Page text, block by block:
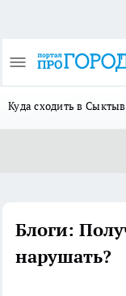
Куда сходить в
Блоги:
нарушать?